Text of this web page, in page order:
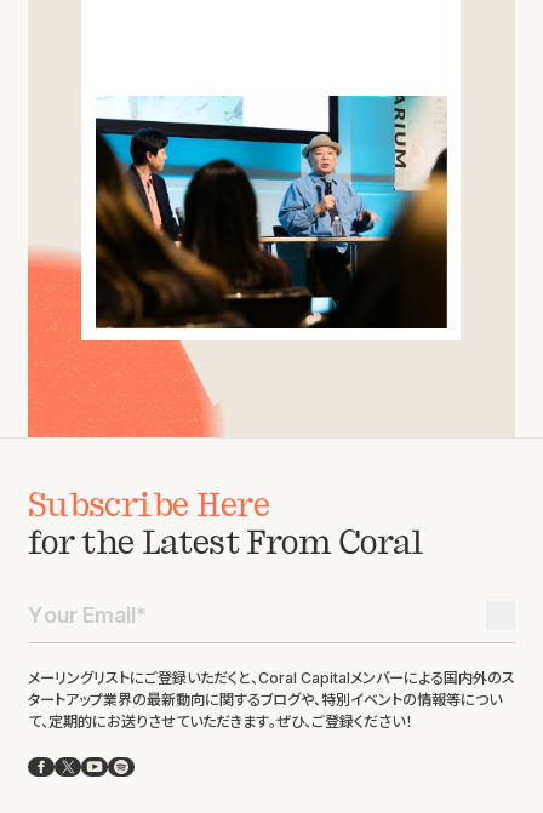
Subscribe Here
for the Latest From Coral
メーリングリストにご登録いただくと、Coral Capitalメンバーによる国内外のス
タートアップ業界の最新動向に関するブログや、特別イベントの情報等につい
て、定期的にお送りさせていただきます。ぜひ、ご登録ください！
Facebook
X YouTube
Spotify